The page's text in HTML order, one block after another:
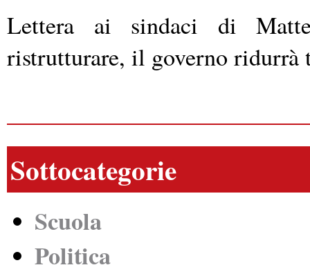
Lettera ai sindaci di
ristrutturare, il ‪governo‬ ridurrà
Sottocategorie
Scuola
Politica